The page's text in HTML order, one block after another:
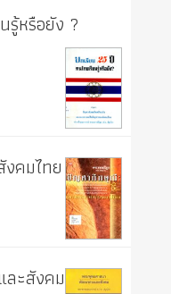
รู้หรือยัง ?
คมไทย
ะสังคม